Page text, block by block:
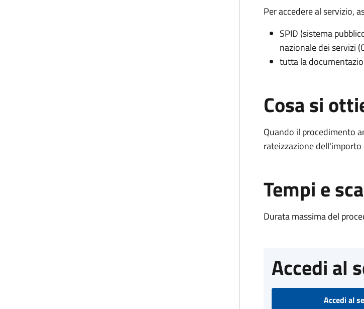
Per accedere al servizio,
SPID (sistema
nazionale dei servizi
tutta la
Cosa si
Quando il procedimento
rateizzazione
Tempi e
Durata massima del
Accedi al
Accedi al